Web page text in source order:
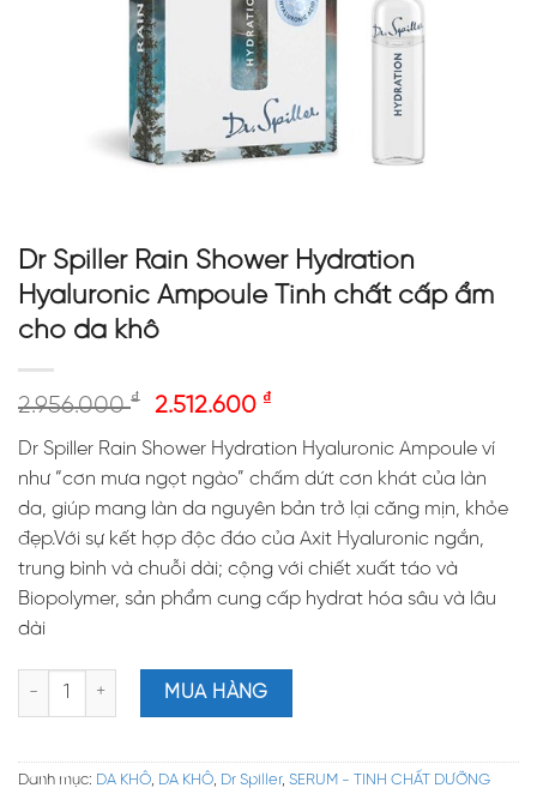
Dr Spiller Rain Shower Hydration
Hyaluronic Ampoule Tinh chất cấp ẩm
cho da khô
2.956.000₫ 2.512.600 ₫
Dr Spiller Rain Shower Hydration Hyaluronic Ampoule ví
như “cơn mưa ngọt ngào” chấm dứt cơn khát của làn
da, giúp mang làn da nguyên bản trở lại căng mịn, khỏe
đẹp.Với sự kết hợp độc đáo của Axit Hyaluronic ngắn,
trung bình và chuỗi dài; cộng với chiết xuất táo và
Biopolymer, sản phẩm cung cấp hydrat hóa sâu và lâu
dài
Dr Spiller Rain Shower Hydration Hyaluronic Ampoule Tinh chất
MUA HÀNG
Danh mục: DA KHÔ, DA KHÔ, Dr Spiller, SERUM - TINH CHẤT DƯỠNG